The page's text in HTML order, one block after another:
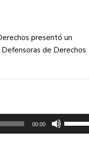
presentó un
de Derechos
00:00
Utiliza
las